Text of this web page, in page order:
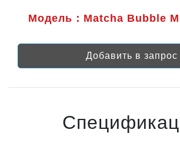
Модель：Matcha Bubble
Добавить в запрос